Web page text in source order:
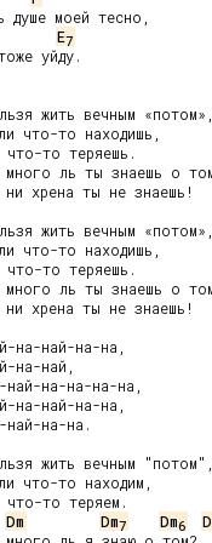
душе моей тесно,
E7
уйду.
жить вечным «потом»,
что-то находишь,
что-то теряешь.
много ль ты знаешь о
ни хрена ты не знаешь!
жить вечным «потом»,
что-то находишь,
что-то теряешь.
много ль ты знаешь о
ни хрена ты не знаешь!
на-най-на-на,
на-най,
на-на-на-на,
на-най-на-на,
най-на-на.
жить вечным "потом",
что-то находим,
что-то теряем.
Dm
Dm7 Dm6